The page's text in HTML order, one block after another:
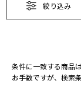
絞り込み
条件に一致する商品
お手数ですが、検索